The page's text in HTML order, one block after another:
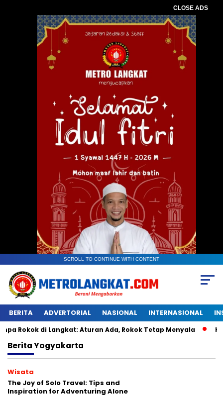
CLOSE ADS
SCROLL TO CONTINUE WITH CONTENT
BERITA ADVERTORIAL NASIONAL INTERNASIONAL
di Langkat: Aturan Ada, Rokok Tetap Menyala
BeritaYogyakarta
Wisata
The Joy of Solo Travel: Tips and
Inspiration for Adventuring Alone